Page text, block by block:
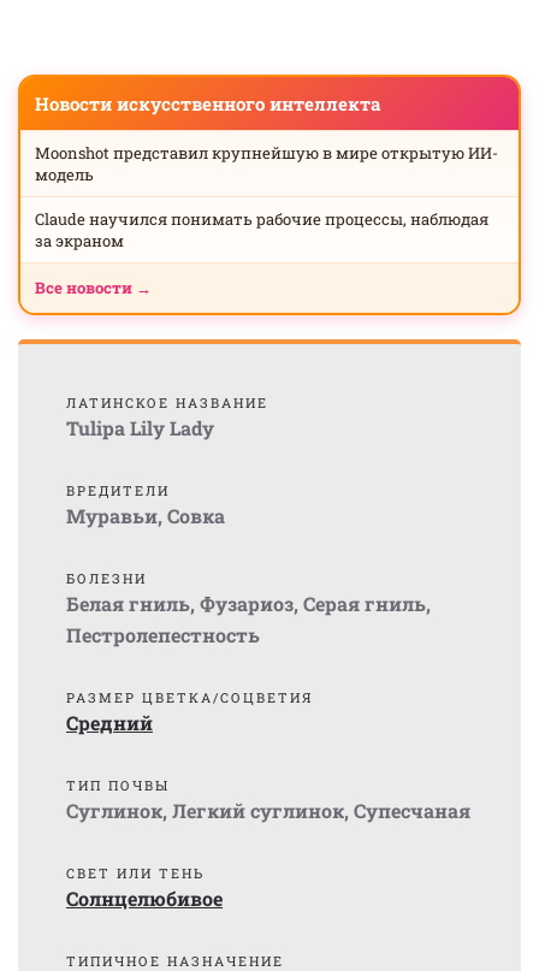
Новости искусственного интеллекта
Moonshot представил крупнейшую в мире открытую ИИ-
модель
Claude научился понимать рабочие процессы, наблюдая
за экраном
Все новости →
ЛАТИНСКОЕ НАЗВАНИЕ
Tulipa Lily Lady
ВРЕДИТЕЛИ
Муравьи, Совка
БОЛЕЗНИ
Белая гниль, Фузариоз, Серая гниль,
Пестролепестность
РАЗМЕР ЦВЕТКА/СОЦВЕТИЯ
Средний
ТИП ПОЧВЫ
Суглинок, Легкий суглинок, Супесчаная
СВЕТ ИЛИ ТЕНЬ
Солнцелюбивое
ТИПИЧНОЕ НАЗНАЧЕНИЕ